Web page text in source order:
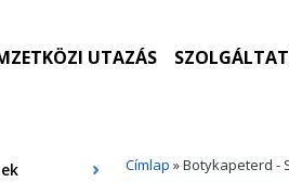
UTAZÁS
Címlap » Botykapeterd -